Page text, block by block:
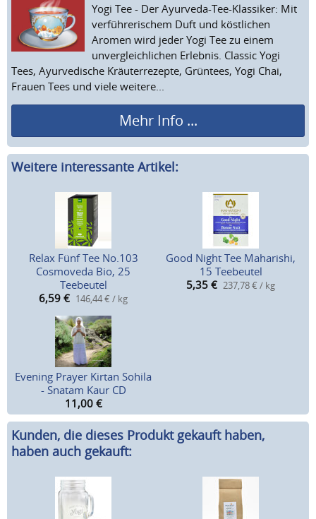
Yogi Tee - Der Ayurveda-Tee-Klassiker: Mit
verführerischem Duft und köstlichen
Aromen wird jeder Yogi Tee zu einem
unvergleichlichen Erlebnis. Classic Yogi
Tees, Ayurvedische Kräuterrezepte, Grüntees, Yogi Chai,
Frauen Tees und viele weitere...
Mehr Info ...
Weitere interessante Artikel:
Relax Fünf Tee No.103
Cosmoveda Bio, 25
Teebeutel
6,59 € 146,44 € / kg
Good Night Tee Maharishi,
15 Teebeutel
5,35 € 237,78 € / kg
Evening Prayer Kirtan Sohila
- Snatam Kaur CD
11,00 €
Kunden, die dieses Produkt gekauft haben,
haben auch gekauft: